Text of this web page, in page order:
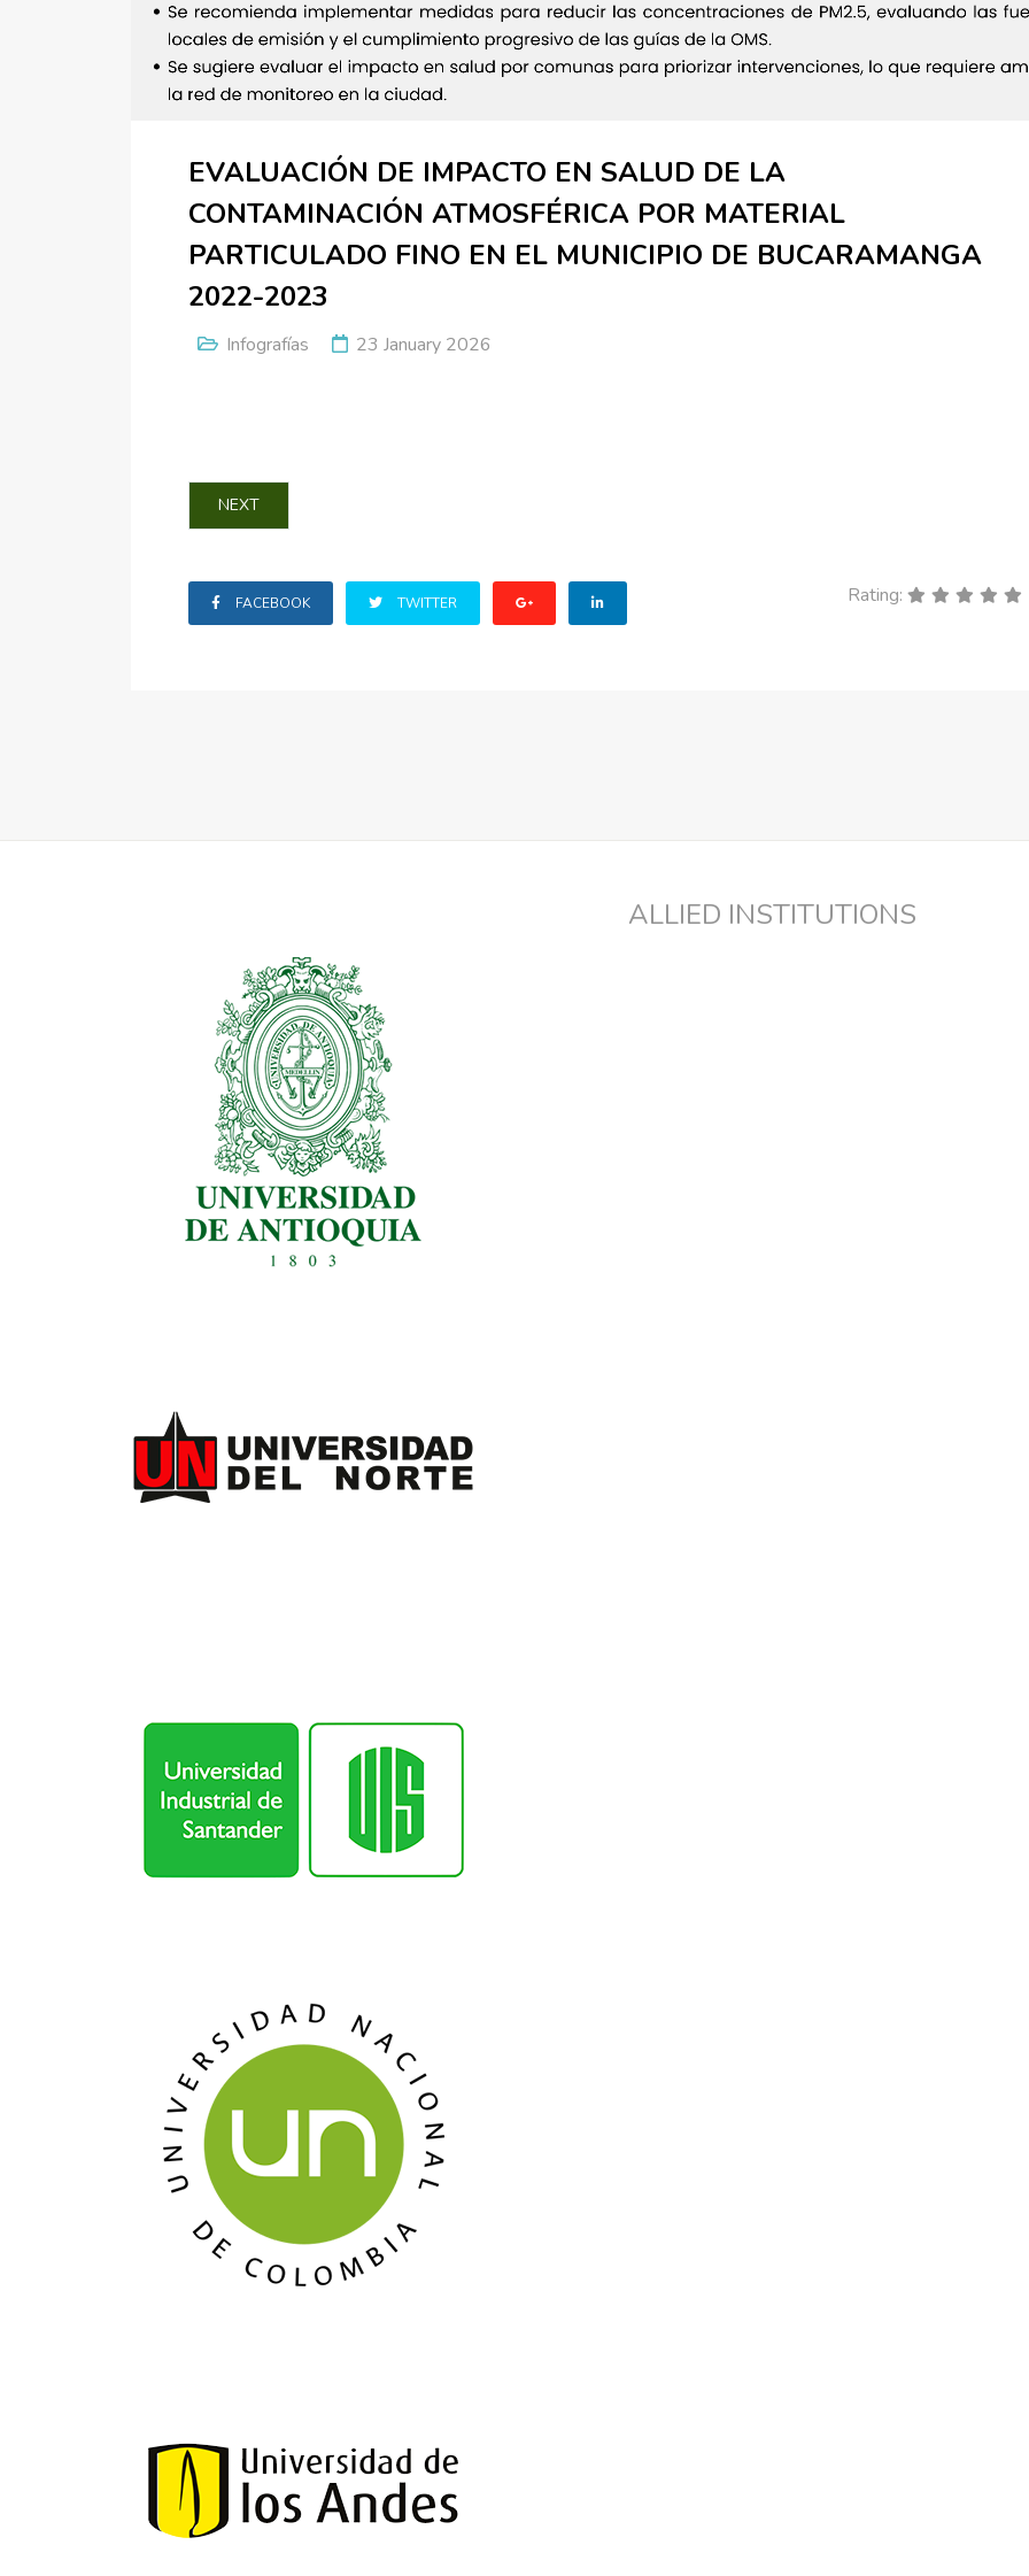
EVALUACIÓN DE IMPACTO EN SALUD DE LA
CONTAMINACIÓN ATMOSFÉRICA POR MATERIAL
PARTICULADO FINO EN EL MUNICIPIO DE BUCARAMANGA
2022-2023
Infografías 23 January 2026
NEXT ARTICLE: COMPARACIÓN DE MÉTODOS DE GEORREFERENCIACIÓN: APLICACIÓN EN ESTUDIOS DE
NEXT
Rating:
FACEBOOK TWITTER
ALLIED INSTITUTIONS